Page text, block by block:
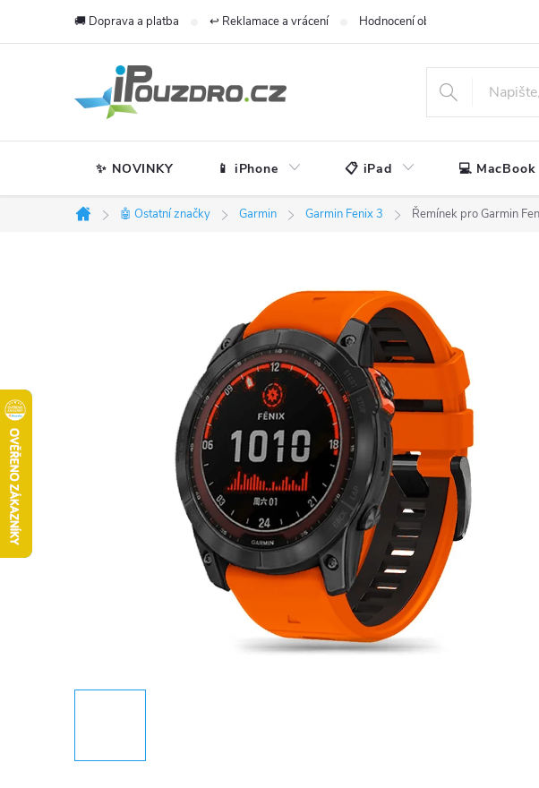
🚚 Doprava a platba ↩️ Reklamace a vrácení Hodnocení obchodu
✨ NOVINKY 📱 iPhone 📋 iPad 💻 MacBook
Domů
🤖 Ostatní značky Garmin Garmin Fenix 3 Řemínek pro Garmin